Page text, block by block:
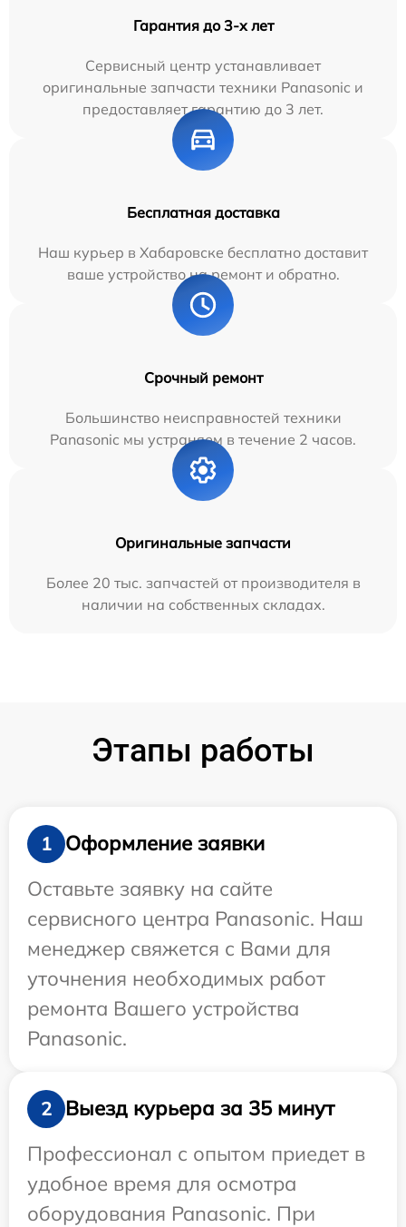
Гарантия до 3-х лет
Сервисный центр устанавливает
оригинальные запчасти техники Panasonic и
предоставляет гарантию до 3 лет.
Бесплатная доставка
Наш курьер в Хабаровске бесплатно доставит
ваше устройство на ремонт и обратно.
Срочный ремонт
Большинство неисправностей техники
Panasonic мы устраняем в течение 2 часов.
Оригинальные запчасти
Более 20 тыс. запчастей от производителя в
наличии на собственных складах.
Этапы работы
1
Оформление заявки
Оставьте заявку на сайте
сервисного центра Panasonic. Наш
менеджер свяжется с Вами для
уточнения необходимых работ
ремонта Вашего устройства
Panasonic.
2
Выезд курьера за 35 минут
Профессионал с опытом приедет в
удобное время для осмотра
оборудования Panasonic. При